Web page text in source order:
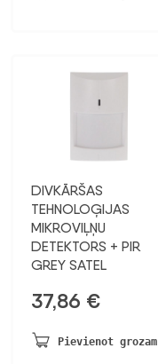
DIVKĀRŠAS
TEHNOLOĢIJAS
MIKROVIĻŅU
DETEKTORS + PIR
GREY SATEL
37,86 €
Pievienot grozam